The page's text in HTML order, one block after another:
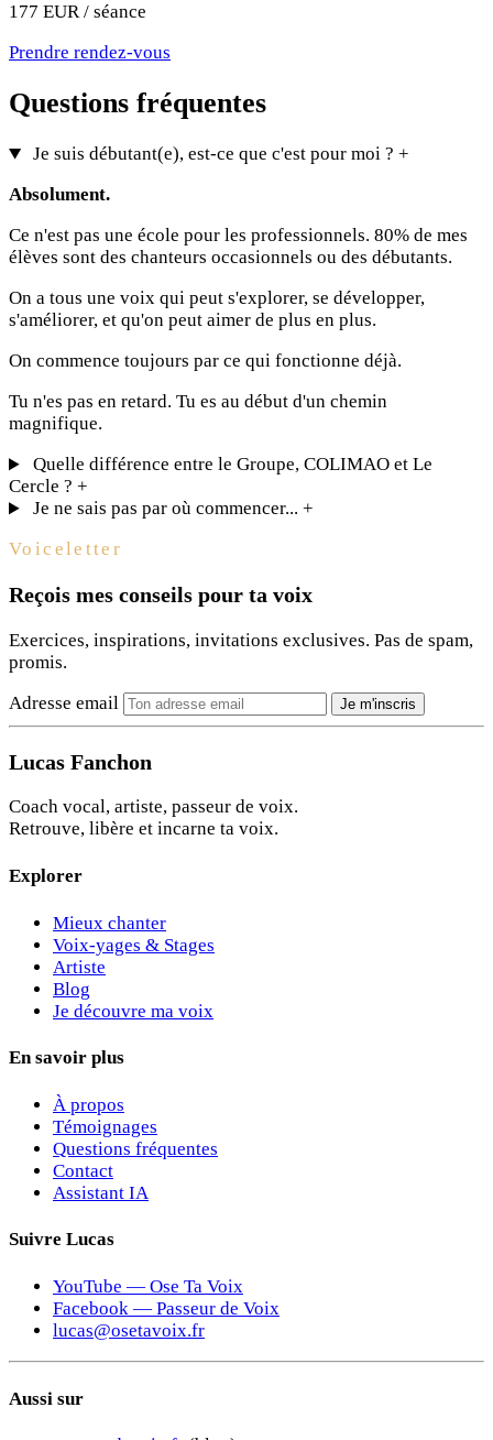
177 EUR / séance
Prendre rendez-vous
Questions fréquentes
Je suis débutant(e), est-ce que c'est pour moi ?+
Absolument.
Ce n'est pas une école pour les professionnels. 80% de mes
élèves sont des chanteurs occasionnels ou des débutants.
On a tous une voix qui peut s'explorer, se développer,
s'améliorer, et qu'on peut aimer de plus en plus.
On commence toujours par ce qui fonctionne déjà.
Tu n'es pas en retard. Tu es au début d'un chemin
magnifique.
Quelle différence entre le Groupe, COLIMAO et Le
Cercle ? +
Je ne sais pas par où commencer...+
Voiceletter
Reçois mes conseils pour ta voix
Exercices, inspirations, invitations exclusives. Pas de spam,
promis.
Adresse email
Je m'inscris
Lucas Fanchon
Coach vocal, artiste, passeur de voix.
Retrouve, libère et incarne ta voix.
Explorer
Mieux chanter
Voix-yages & Stages
Artiste
Blog
Je découvre ma voix
En savoir plus
À propos
Témoignages
Questions fréquentes
Contact
Assistant IA
Suivre Lucas
YouTube — Ose Ta Voix
Facebook — Passeur de Voix
lucas@osetavoix.fr
Aussi sur